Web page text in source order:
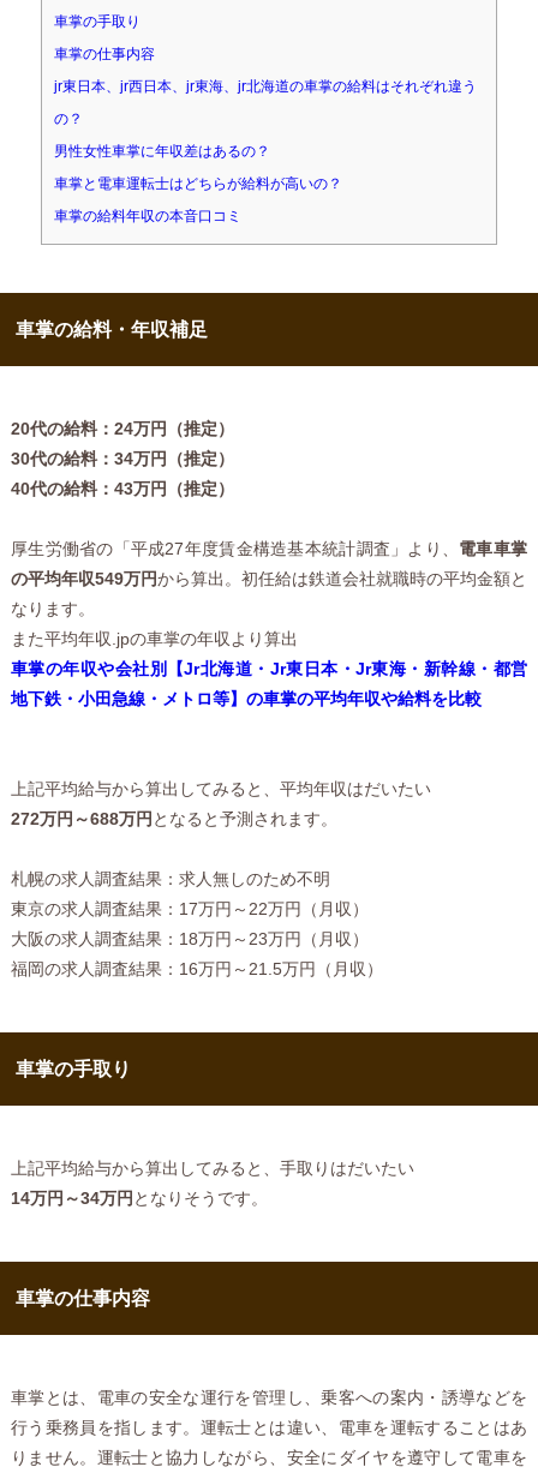
車掌の手取り
車掌の仕事内容
jr東日本、jr西日本、jr東海、jr北海道の車掌の給料はそれぞれ違う
の？
男性女性車掌に年収差はあるの？
車掌と電車運転士はどちらが給料が高いの？
車掌の給料年収の本音口コミ
車掌の給料・年収補足
20代の給料：24万円（推定）
30代の給料：34万円（推定）
40代の給料：43万円（推定）
厚生労働省の「平成27年度賃金構造基本統計調査」より、 電車車掌
の平均年収549万円から算出。初任給は鉄道会社就職時の平均金額と
なります。
また平均年収.jpの車掌の年収より算出
車掌の年収や会社別【Jr北海道・Jr東日本・Jr東海・新幹線・都営
地下鉄・小田急線・メトロ等】の車掌の平均年収や給料を比較
上記平均給与から算出してみると、平均年収はだいたい
272万円～688万円 となると予測されます。
札幌の求人調査結果：求人無しのため不明
東京の求人調査結果：17万円～22万円（月収）
大阪の求人調査結果：18万円～23万円（月収）
福岡の求人調査結果：16万円～21.5万円（月収）
車掌の手取り
上記平均給与から算出してみると、手取りはだいたい
14万円～34万円 となりそうです。
車掌の仕事内容
車掌とは、電車の安全な運行を管理し、乗客への案内・誘導などを
行う乗務員を指します。運転士とは違い、電車を運転することはあ
りません。運転士と協力しながら、安全にダイヤを遵守して電車を